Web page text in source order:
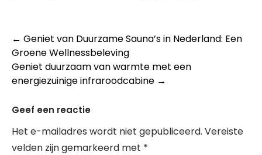
Berichtnavigatie
← Geniet van Duurzame Sauna’s in Nederland: Een
Groene Wellnessbeleving
Geniet duurzaam van warmte met een
energiezuinige infraroodcabine →
Geef een reactie
Het e-mailadres wordt niet gepubliceerd. Vereiste
velden zijn gemarkeerd met *